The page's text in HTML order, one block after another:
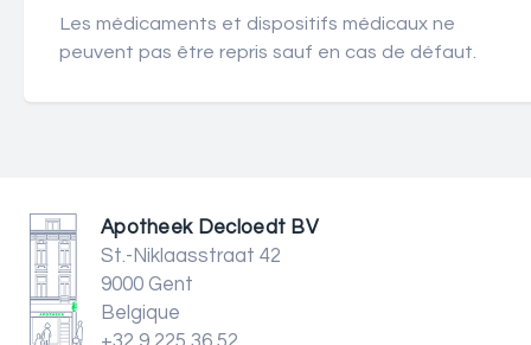
Les médicaments et dispositifs médicaux ne
peuvent pas être repris sauf en cas de défaut.
Apotheek Decloedt BV
St.-Niklaasstraat 42
9000 Gent
Belgique